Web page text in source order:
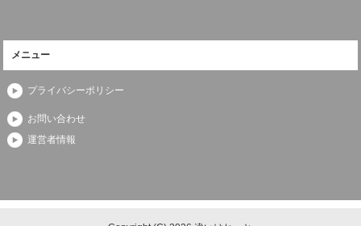
メニュー
プライバシーポリシー
お問い合わせ
運営者情報